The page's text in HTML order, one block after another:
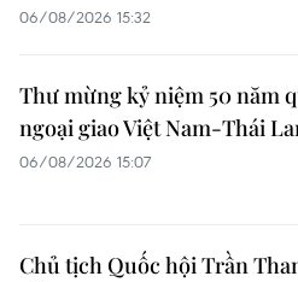
06/08/2026 15:32
Thư mừng kỷ niệm 50 năm
ngoại giao Việt Nam-Thái
06/08/2026 15:07
Chủ tịch Quốc hội Trần